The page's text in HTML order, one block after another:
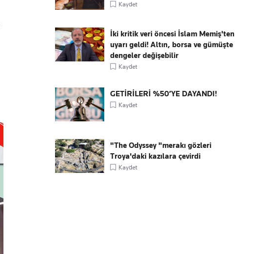
Kaydet
İki kritik veri öncesi İslam Memiş'ten
uyarı geldi! Altın, borsa ve gümüşte
dengeler değişebilir
Kaydet
GETİRİLERİ %50’YE DAYANDI!
Kaydet
"The Odyssey "merakı gözleri
Troya'daki kazılara çevirdi
Kaydet